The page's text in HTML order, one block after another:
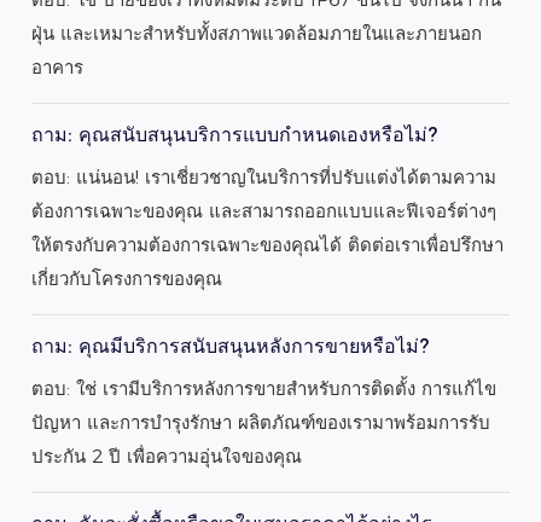
ฝุ่น และเหมาะสำหรับทั้งสภาพแวดล้อมภายในและภายนอก
อาคาร
ถาม: คุณสนับสนุนบริการแบบกำหนดเองหรือไม่?
ตอบ: แน่นอน! เราเชี่ยวชาญในบริการที่ปรับแต่งได้ตามความ
ต้องการเฉพาะของคุณ และสามารถออกแบบและฟีเจอร์ต่างๆ
ให้ตรงกับความต้องการเฉพาะของคุณได้ ติดต่อเราเพื่อปรึกษา
เกี่ยวกับโครงการของคุณ
ถาม: คุณมีบริการสนับสนุนหลังการขายหรือไม่?
ตอบ: ใช่ เรามีบริการหลังการขายสำหรับการติดตั้ง การแก้ไข
ปัญหา และการบำรุงรักษา ผลิตภัณฑ์ของเรามาพร้อมการรับ
ประกัน 2 ปี เพื่อความอุ่นใจของคุณ